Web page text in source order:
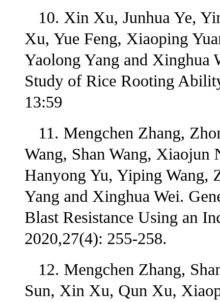
10. Xin Xu, Junhua Ye,
Xu, Yue Feng, Xiaoping
Yaolong Yang and Xinghua
Study of Rice Rooting
13:59
11. Mengchen Zhang,
Wang, Shan Wang,
Hanyong Yu, Yiping Wang,
Yang and Xinghua Wei.
Blast Resistance Using an
2020,27(4): 255-258.
12. Mengchen Zhang,
Sun, Xin Xu, Qun Xu,